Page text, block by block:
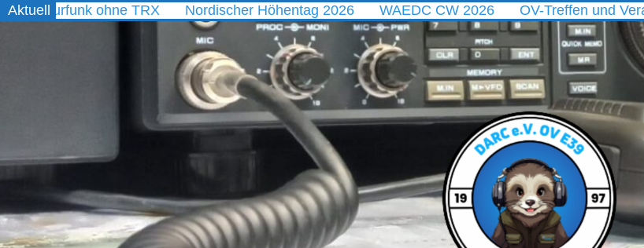
Aktuell
ohne TRX Nordischer Höhentag 2026 WAEDC CW 2026 OV-Treffen und